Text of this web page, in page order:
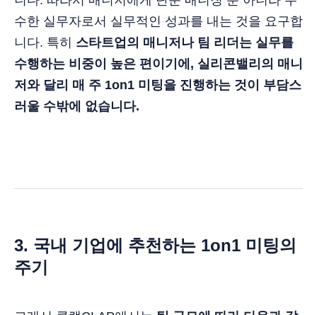
수한 실무자로서 실무적인 성과를 내는 것을 요구합
니다. 특히 스타트업의 매니저나 팀 리더는 실무를
수행하는 비중이 높은 편이기에, 실리콘밸리의 매니
저와 달리 매 주 1on1 미팅을 진행하는 것이 부담스
러울 수밖에 없습니다.
3. 국내 기업에 추천하는 1on1 미팅의
주기